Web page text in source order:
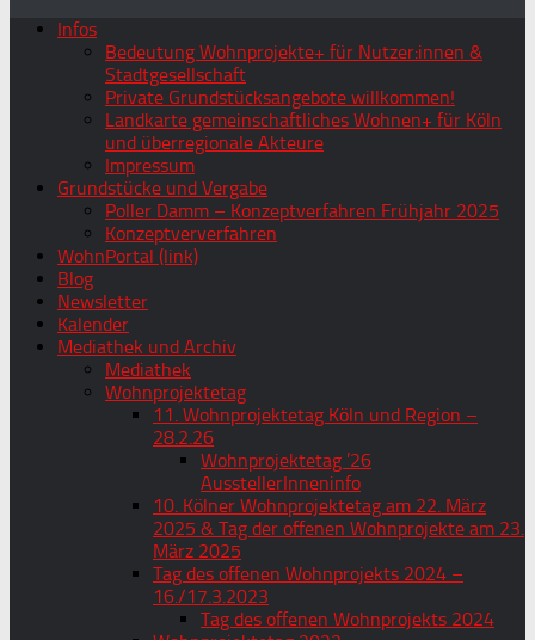
Infos
Bedeutung Wohnprojekte+ für Nutzer:innen &
Stadtgesellschaft
Private Grundstücksangebote willkommen!
Landkarte gemeinschaftliches Wohnen+ für Köln
und überregionale Akteure
Impressum
Grundstücke und Vergabe
Poller Damm – Konzeptverfahren Frühjahr 2025
Konzeptververfahren
WohnPortal (link)
Blog
Newsletter
Kalender
Mediathek und Archiv
Mediathek
Wohnprojektetag
11. Wohnprojektetag Köln und Region –
28.2.26
Wohnprojektetag ’26
AusstellerInneninfo
10. Kölner Wohnprojektetag am 22. März
2025 & Tag der offenen Wohnprojekte am 23.
März 2025
Tag des offenen Wohnprojekts 2024 –
16./17.3.2023
Tag des offenen Wohnprojekts 2024